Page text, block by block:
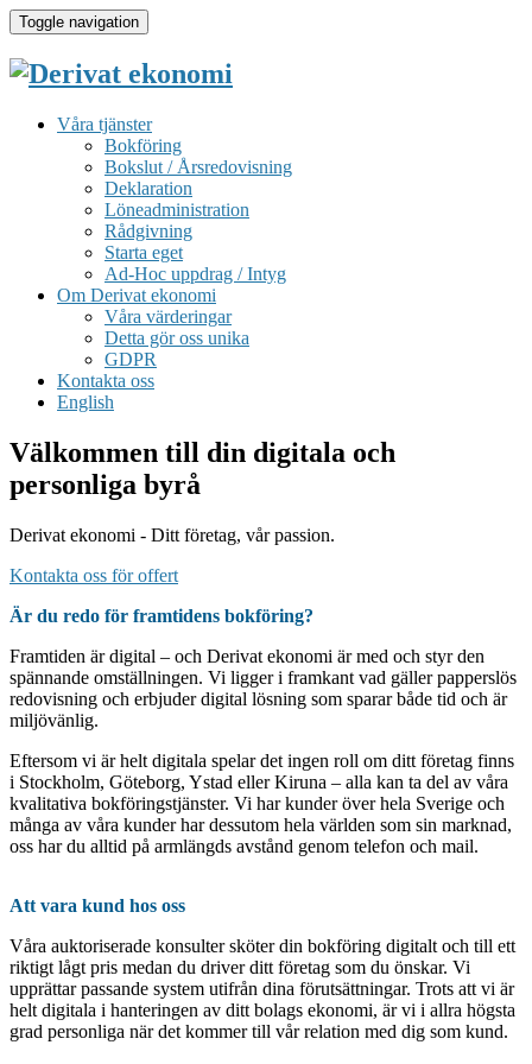
Toggle navigation
Våra tjänster
Bokföring
Bokslut / Årsredovisning
Deklaration
Löneadministration
Rådgivning
Starta eget
Ad-Hoc uppdrag / Intyg
Om Derivat ekonomi
Våra värderingar
Detta gör oss unika
GDPR
Kontakta oss
English
Välkommen till din digitala och
personliga byrå
Derivat ekonomi - Ditt företag, vår passion.
Kontakta oss för offert
Är du redo för framtidens bokföring?
Framtiden är digital – och Derivat ekonomi är med och styr den
spännande omställningen. Vi ligger i framkant vad gäller papperslös
redovisning och erbjuder digital lösning som sparar både tid och är
miljövänlig.
Eftersom vi är helt digitala spelar det ingen roll om ditt företag finns
i Stockholm, Göteborg, Ystad eller Kiruna – alla kan ta del av våra
kvalitativa bokföringstjänster. Vi har kunder över hela Sverige och
många av våra kunder har dessutom hela världen som sin marknad,
oss har du alltid på armlängds avstånd genom telefon och mail.
Att vara kund hos oss
Våra auktoriserade konsulter sköter din bokföring digitalt och till ett
riktigt lågt pris medan du driver ditt företag som du önskar. Vi
upprättar passande system utifrån dina förutsättningar. Trots att vi är
helt digitala i hanteringen av ditt bolags ekonomi, är vi i allra högsta
grad personliga när det kommer till vår relation med dig som kund.